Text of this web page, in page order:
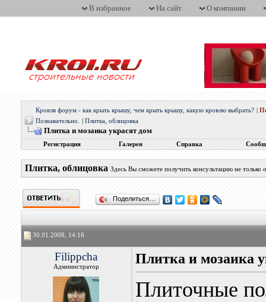
В избранное На сайт О компании
Кровля форум - как крыть крышу, чем крыть крышу, какую кровлю выбрать?
Познавательно.
Плитка, облицовка
Плитка и мозаика украсят дом
Регистрация Галерея Справка
Плитка, облицовка Здесь Вы сможете получить консультацию не только
Поделиться…
30.01.2008, 14:16
Filippcha
Администратор
Плитка и мозаика
Плиточные